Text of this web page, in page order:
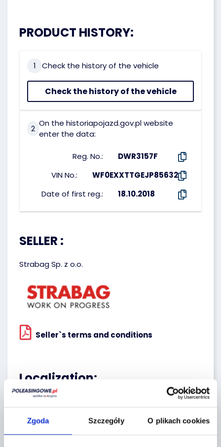
Zgoda Szczegóły O plikach cookies
PRODUCT HISTORY:
1 Check the history of the vehicle
Check the history of the vehicle
2
On the historiapojazd.gov.pl website
enter the data:
Reg. No.:
DWR3157F
VIN No.:
WF0EXXTTGEJP85632
Date of first reg.:
18.10.2018
SELLER :
Strabag Sp. z o.o.
Seller`s terms and conditions
Localization:
+